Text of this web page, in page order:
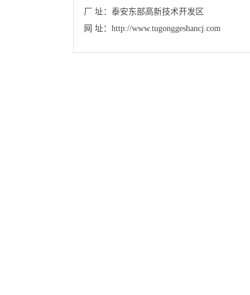
厂 址：泰安东部高新技术开发区
网 址： http://www.tugonggeshancj.com